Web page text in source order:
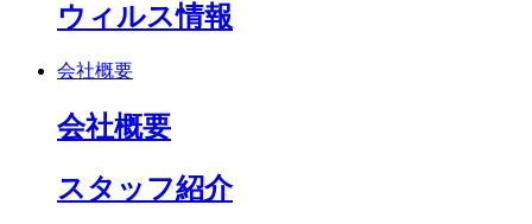
ウィルス情報
会社概要
会社概要
スタッフ紹介